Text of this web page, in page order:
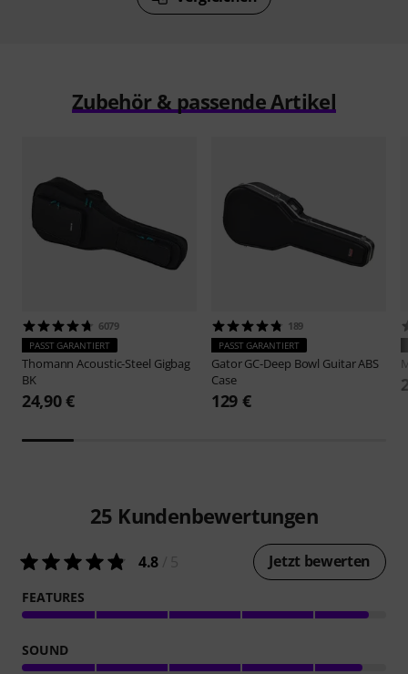
Zubehör & passende Artikel
6079
PASST GARANTIERT
ThomannAcoustic-Steel Gigbag
BK
24,90 €
189
PASST GARANTIERT
GatorGC-Deep Bowl Guitar ABS
Case
129 €
25 Kundenbewertungen
4.8 Jetzt bewerten
FEATURES
SOUND